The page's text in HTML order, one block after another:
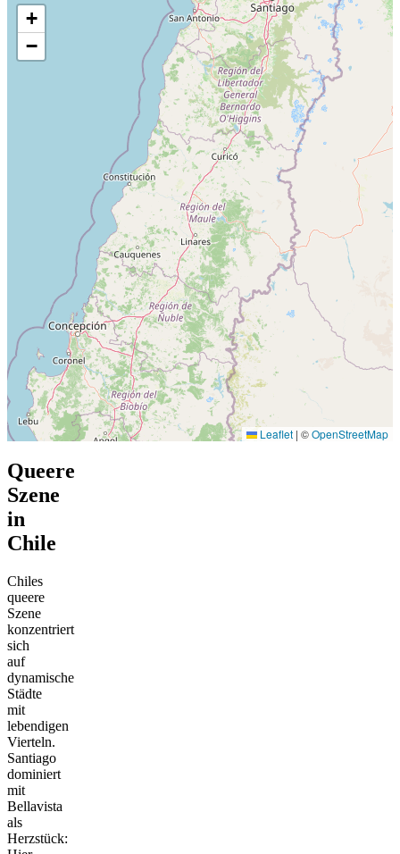
+
−
Leaflet | ©OpenStreetMap
Queere
Szene
in
Chile
Chiles
queere
Szene
konzentriert
sich
auf
dynamische
Städte
mit
lebendigen
Vierteln.
Santiago
dominiert
mit
Bellavista
als
Herzstück: